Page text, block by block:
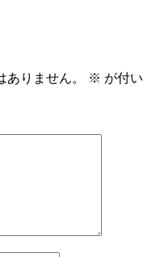
りません。 ※ が付い